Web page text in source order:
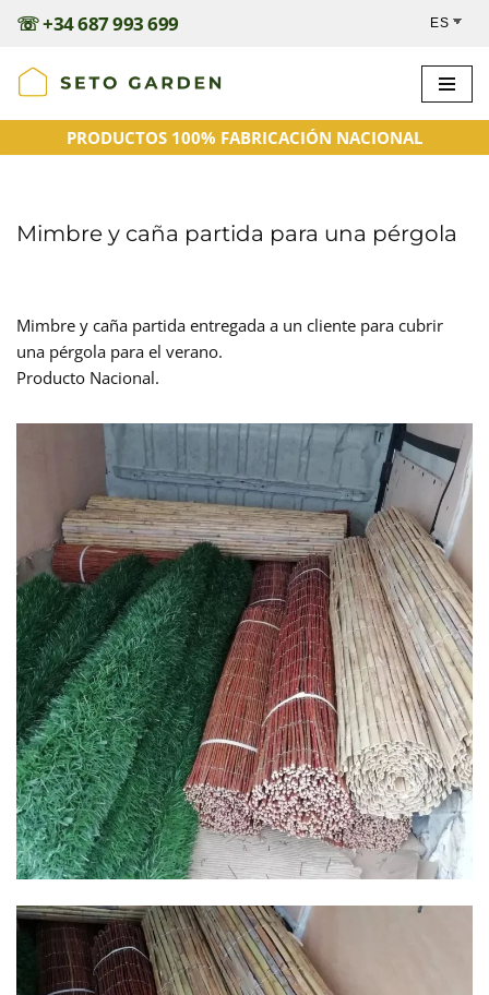
☏+34 687 993 699
PRODUCTOS 100% FABRICACIÓN NACIONAL
Mimbre y caña partida para una pérgola
Mimbre y caña partida entregada a un cliente para cubrir
una pérgola para el verano.
Producto Nacional.